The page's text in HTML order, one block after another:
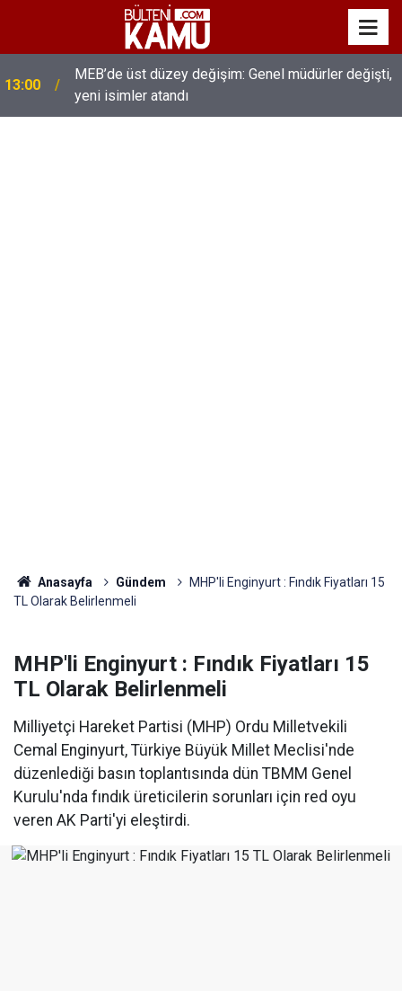
13:00
MEB’de üst düzey değişim: Genel müdürler değişti,
yeni isimler atandı
Anasayfa Gündem
MHP'li Enginyurt : Fındık Fiyatları 15
TL Olarak Belirlenmeli
MHP'li Enginyurt : Fındık Fiyatları 15
TL Olarak Belirlenmeli
Milliyetçi Hareket Partisi (MHP) Ordu Milletvekili
Cemal Enginyurt, Türkiye Büyük Millet Meclisi'nde
düzenlediği basın toplantısında dün TBMM Genel
Kurulu'nda fındık üreticilerin sorunları için red oyu
veren AK Parti'yi eleştirdi.